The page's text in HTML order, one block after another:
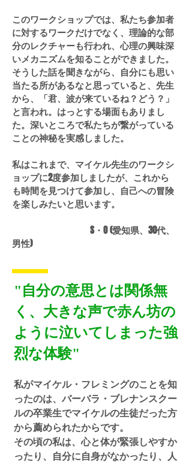
このワークショップでは、私たち参加者
に対するワークだけでなく、理論的な部
分のレクチャーも行われ、心理の興味深
いメカニズムを知ることができました。
そうした話を聞きながら、自分にも思い
当たる所があるなと思っていると、先生
から、「君、波が来ているね？どう？」
と言われ。はっとする場面もありまし
た。深いところで私たちが繋がっている
ことの神秘を実感しました。
私はこれまで、マイケル先生のワークシ
ョップに2度参加しましたが、これから
も時間を見つけて参加し、自己への冒険
を楽しみたいと思います。
S・O (愛知県、30代、
男性)
"自分の意思とは関係無
く、大きな声で赤ん坊の
ように泣いてしまった強
烈な体験"
私がマイケル・フレミングのことを知
ったのは、バーバラ・ブレナンスクー
ルの卒業生でマイケルの生徒だった方
から薦められたからです。
その頃の私は、心と体が緊張しやすか
ったり、自分に自身がなかったり、人